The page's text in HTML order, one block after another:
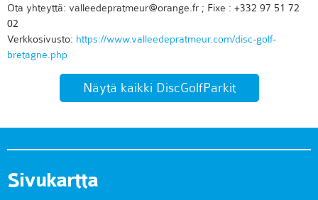
Ota yhteyttä: valleedepratmeur@orange.fr ; Fixe : +332 97 51 72
02
Verkkosivusto: https://www.valleedepratmeur.com/disc-golf-
bretagne.php
Näytä kaikki DiscGolfParkit
Sivukartta